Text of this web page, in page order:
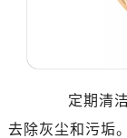
定期清洁
去除灰尘和污垢